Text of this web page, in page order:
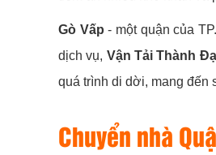
Gò Vấp - một quận của
dịch vụ, Vận Tải Thành
quá trình di dời, mang đến
Chuyển nhà